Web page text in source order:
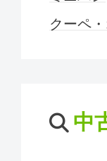
クーペ
中